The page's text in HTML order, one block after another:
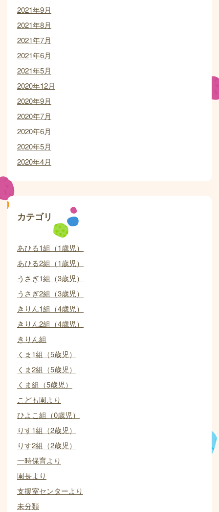
2021年9月
2021年8月
2021年7月
2021年6月
2021年5月
2020年12月
2020年9月
2020年7月
2020年6月
2020年5月
2020年4月
カテゴリ
あひる1組（1歳児）
あひる2組（1歳児）
うさぎ1組（3歳児）
うさぎ2組（3歳児）
きりん1組（4歳児）
きりん2組（4歳児）
きりん組
くま1組（5歳児）
くま2組（5歳児）
くま組（5歳児）
こども園より
ひよこ組（0歳児）
りす1組（2歳児）
りす2組（2歳児）
一時保育より
園長より
支援室センターより
未分類